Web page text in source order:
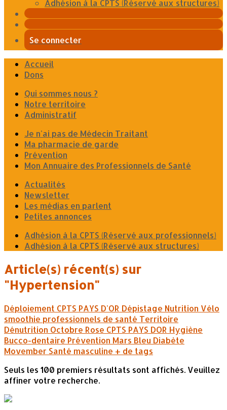
Adhésion à la CPTS (Réservé aux structures)
Se connecter
Accueil
Dons
Qui sommes nous ?
Notre territoire
Administratif
Je n'ai pas de Médecin Traitant
Ma pharmacie de garde
Prévention
Mon Annuaire des Professionnels de Santé
Actualités
Newsletter
Les médias en parlent
Petites annonces
Adhésion à la CPTS (Réservé aux professionnels)
Adhésion à la CPTS (Réservé aux structures)
Article(s) récent(s) sur
"Hypertension"
Déploiement CPTS PAYS D'OR Dépistage Nutrition Vélo
smoothie professionnels de santé Territoire
Dénutrition Octobre Rose CPTS PAYS DOR Hygiène
Bucco-dentaire Prévention Mars Bleu Diabète
Movember Santé masculine + de tags
Seuls les 100 premiers résultats sont affichés. Veuillez
affiner votre recherche.